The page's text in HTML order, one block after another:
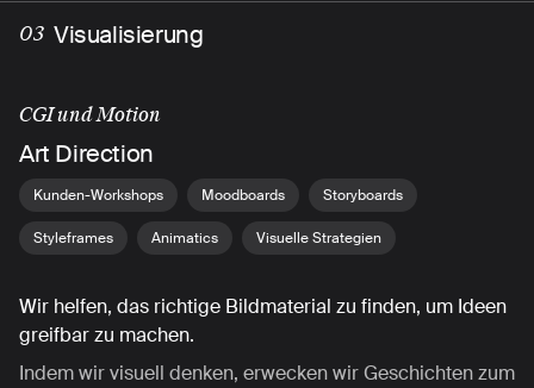
03 Visualisierung
CGI und Motion
Art Direction
Kunden-Workshops Moodboards Storyboards
Styleframes Animatics Visuelle Strategien
Wir helfen, das richtige Bildmaterial zu finden, um Ideen
greifbar zu machen.
Indem wir visuell denken, erwecken wir Geschichten zum